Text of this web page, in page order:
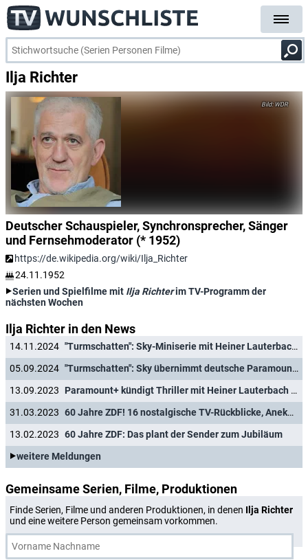
Ilja Richter
WDR
Deutscher Schauspieler, Synchronsprecher, Sänger
und Fernsehmoderator (* 1952)
https://de.wikipedia.org/wiki/Ilja_Richter
24.11.1952
Serien und Spielfilme mit Ilja Richterim TV-Programm der
nächsten Wochen
Ilja Richter in den News
14.11.2024
"Turmschatten": Sky-Miniserie mit Heiner Lauterbach macht es sich zu leicht
05.09.2024
"Turmschatten": Sky übernimmt deutsche Paramount+-Thrillerserie mit Heiner Lauterbach und Desirée Nosbusch
13.09.2023
Paramount+ kündigt Thriller mit Heiner Lauterbach und Desirée Nosbusch an
31.03.2023
60 Jahre ZDF! 16 nostalgische TV-Rückblicke, Anekdoten und persönliche Geschichten
13.02.2023 60 Jahre ZDF: Das plant der Sender zum Jubiläum
weitere Meldungen
Gemeinsame Serien, Filme, Produktionen
Finde Serien, Filme und anderen Produktionen, in denen Ilja Richter
und eine weitere Person gemeinsam vorkommen.